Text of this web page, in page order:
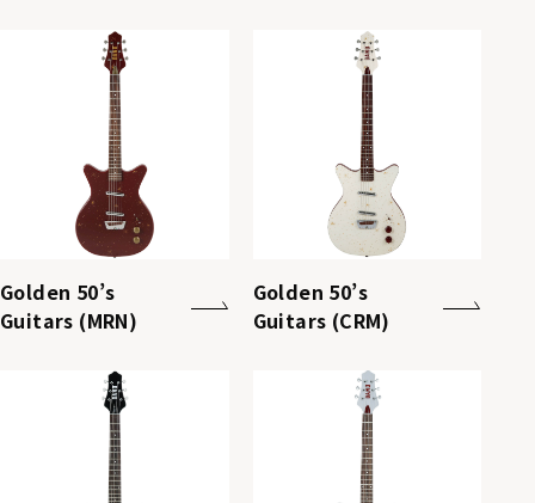
Golden 50’s
Guitars (MRN)
Golden 50’s
Guitars (CRM)